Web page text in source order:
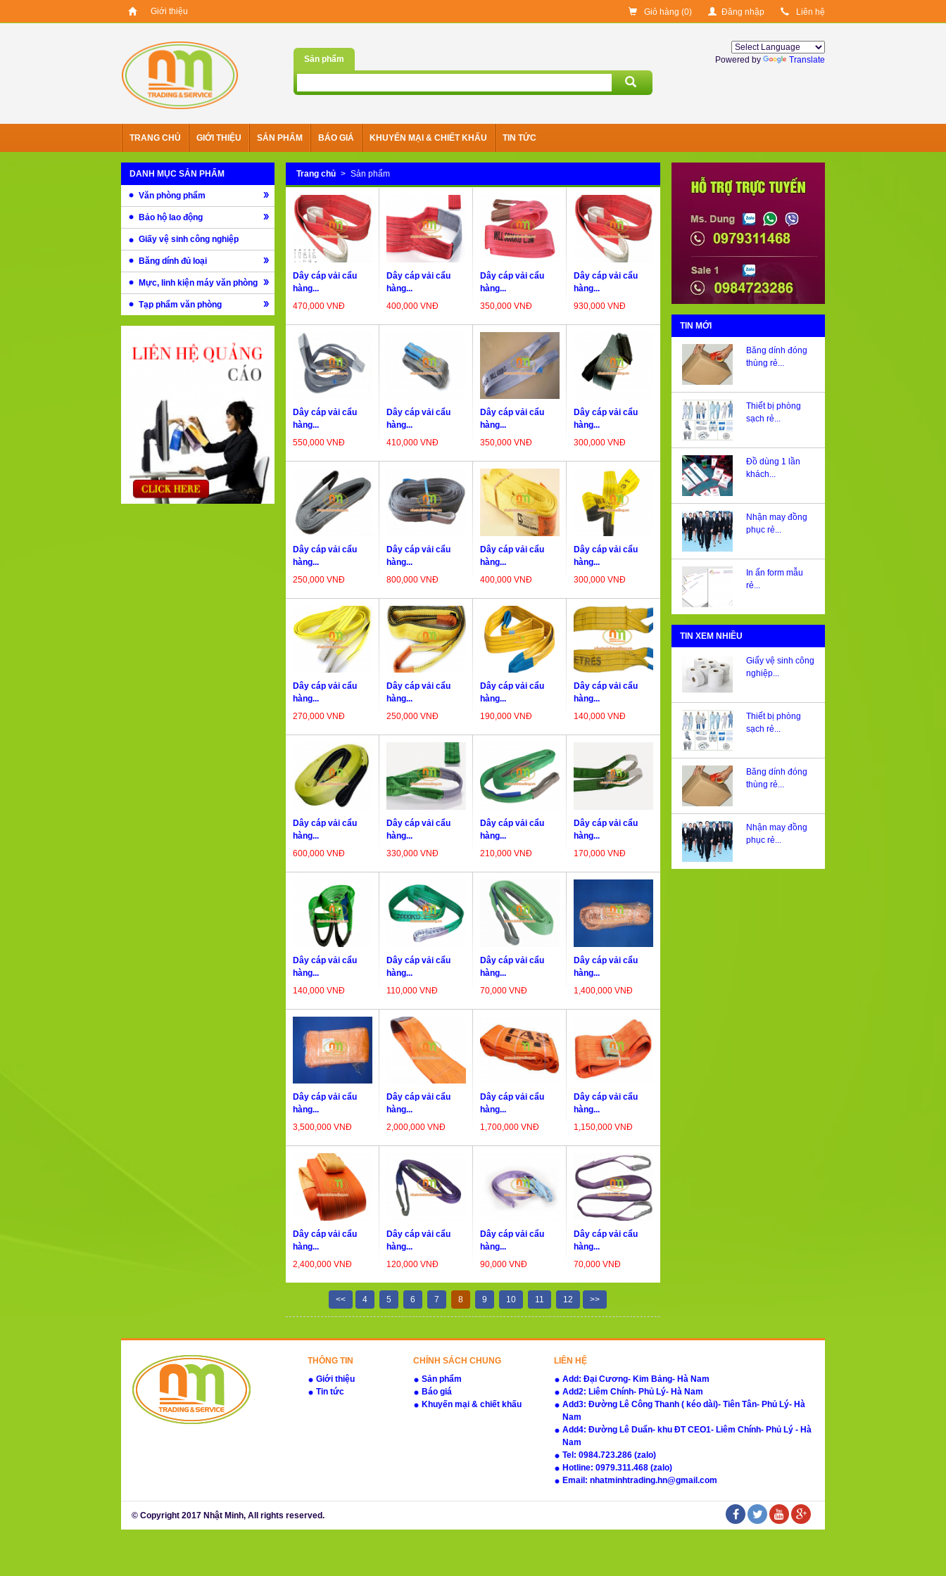
Giới thiệu Giỏ hàng (0) Đăng nhập Liên hệ
Sản phẩm Powered by Translate
TRANG CHỦ GIỚI THIỆU SẢN PHẨM BÁO GIÁ KHUYẾN MẠI & CHIẾT KHẤU TIN TỨC
DANH MỤC SẢN PHẨM
Văn phòng phẩm
Bảo hộ lao động
Giấy vệ sinh công nghiệp
Băng dính đủ loại
Mực, linh kiện máy văn phòng
Tạp phẩm văn phòng
Trang chủ > Sản phẩm
Dây cáp vải cẩu
hàng...
470,000 VNĐ
Dây cáp vải cẩu
hàng...
400,000 VNĐ
Dây cáp vải cẩu
hàng...
350,000 VNĐ
Dây cáp vải cẩu
hàng...
930,000 VNĐ
Dây cáp vải cẩu
hàng...
550,000 VNĐ
Dây cáp vải cẩu
hàng...
410,000 VNĐ
Dây cáp vải cẩu
hàng...
350,000 VNĐ
Dây cáp vải cẩu
hàng...
300,000 VNĐ
Dây cáp vải cẩu
hàng...
250,000 VNĐ
Dây cáp vải cẩu
hàng...
800,000 VNĐ
Dây cáp vải cẩu
hàng...
400,000 VNĐ
Dây cáp vải cẩu
hàng...
300,000 VNĐ
Dây cáp vải cẩu
hàng...
270,000 VNĐ
Dây cáp vải cẩu
hàng...
250,000 VNĐ
Dây cáp vải cẩu
hàng...
190,000 VNĐ
Dây cáp vải cẩu
hàng...
140,000 VNĐ
Dây cáp vải cẩu
hàng...
600,000 VNĐ
Dây cáp vải cẩu
hàng...
330,000 VNĐ
Dây cáp vải cẩu
hàng...
210,000 VNĐ
Dây cáp vải cẩu
hàng...
170,000 VNĐ
Dây cáp vải cẩu
hàng...
140,000 VNĐ
Dây cáp vải cẩu
hàng...
110,000 VNĐ
Dây cáp vải cẩu
hàng...
70,000 VNĐ
Dây cáp vải cẩu
hàng...
1,400,000 VNĐ
Dây cáp vải cẩu
hàng...
3,500,000 VNĐ
Dây cáp vải cẩu
hàng...
2,000,000 VNĐ
Dây cáp vải cẩu
hàng...
1,700,000 VNĐ
Dây cáp vải cẩu
hàng...
1,150,000 VNĐ
Dây cáp vải cẩu
hàng...
2,400,000 VNĐ
Dây cáp vải cẩu
hàng...
120,000 VNĐ
Dây cáp vải cẩu
hàng...
90,000 VNĐ
Dây cáp vải cẩu
hàng...
70,000 VNĐ
<< 4 5 6 7 8 9 10 11 12 >>
TIN MỚI
Băng dính đóng
thùng rẻ...
Thiết bị phòng
sạch rẻ...
Đồ dùng 1 lần
khách...
Nhận may đồng
phục rẻ...
In ấn form mẫu
rẻ...
TIN XEM NHIỀU
Giấy vệ sinh công
nghiệp...
Thiết bị phòng
sạch rẻ...
Băng dính đóng
thùng rẻ...
Nhận may đồng
phục rẻ...
THÔNG TIN
Giới thiệu
Tin tức
CHÍNH SÁCH CHUNG
Sản phẩm
Báo giá
Khuyến mại & chiết khấu
LIÊN HỆ
Add: Đại Cương- Kim Bảng- Hà Nam
Add2: Liêm Chính- Phủ Lý- Hà Nam
Add3: Đường Lê Công Thanh ( kéo dài)- Tiên Tân- Phủ Lý- Hà
Nam
Add4: Đường Lê Duẩn- khu ĐT CEO1- Liêm Chính- Phủ Lý - Hà
Nam
Tel: 0984.723.286 (zalo)
Hotline: 0979.311.468 (zalo)
Email: nhatminhtrading.hn@gmail.com
© Copyright 2017 Nhật Minh, All rights reserved.